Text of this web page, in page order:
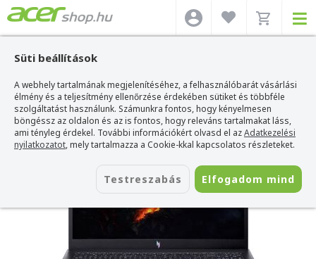
Süti beállítások
A webhely tartalmának megjelenítéséhez, a felhasználóbarát vásárlási
élmény és a teljesítmény ellenőrzése érdekében sütiket és többféle
szolgáltatást használunk. Számunkra fontos, hogy kényelmesen
böngéssz az oldalon és az is fontos, hogy releváns tartalmakat láss,
ami tényleg érdekel. További információkért olvasd el azAdatkezelési
nyilatkozatot, mely tartalmazza a Cookie-kkal kapcsolatos részleteket.
Testreszabás Elfogadom mind
Acer webshop>Acer laptop>Nitro>Acer Nitro V - ANV15-41-R1KJ
Acer Nitro V - ANV15-41-R1KJ
Azonosító: NH.QSGEU.00A_MEM32